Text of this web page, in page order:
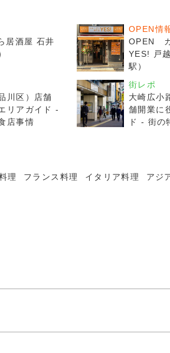
酒屋 石井
OPEN情
OPEN
YES! 戸越銀座店（戸越銀座
駅）
川区）店舗
リアガイド -
店事情
街レポ
大崎広小
舗開業に
ド - 街の
理 フランス料理 イタリア料理 アジ